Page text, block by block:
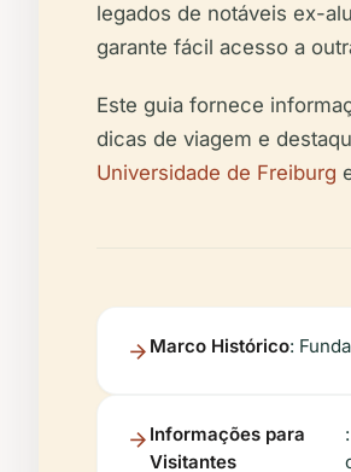
legados de notáveis ex-
garante fácil acesso a
Este guia fornece
dicas de viagem e
Universidade de Freiburg
Marco Histórico:
Informações para
Visitantes